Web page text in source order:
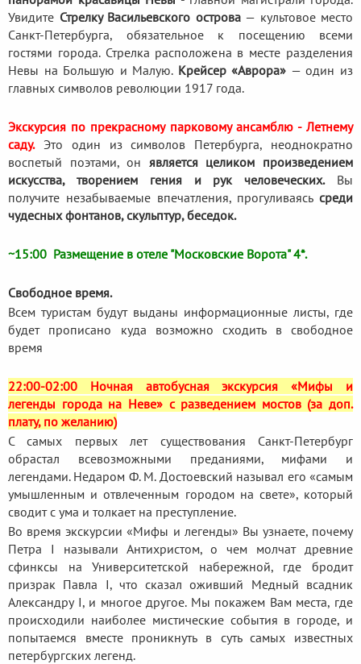
Увидите Стрелку Васильевского острова— культовое место
Санкт-Петербурга, обязательное к посещению всеми
гостями города. Стрелка расположена в месте разделения
Невы на Большую и Малую. Крейсер «Аврора» — один из
главных символов революции 1917 года.
Экскурсия по прекрасному парковому ансамблю - Летнему
саду.Это один из символов Петербурга, неоднократно
воспетый поэтами, он является целиком произведением
искусства, творением гения и рук человеческих.Вы
получите незабываемые впечатления, прогуливаясь среди
чудесных фонтанов, скульптур, беседок.
~15:00 Размещение в отеле "Московские Ворота" 4*.
Свободное время.
Всем туристам будут выданы информационные листы, где
будет прописано куда возможно сходить в свободное
время
22:00-02:00 Ночная автобусная экскурсия «Мифы и
легенды города на Неве» с разведением мостов (за доп.
плату, по желанию)
С самых первых лет существования Санкт-Петербург
обрастал всевозможными преданиями, мифами и
легендами. Недаром Ф. М. Достоевский называл его «самым
умышленным и отвлеченным городом на свете», который
сводит с ума и толкает на преступление.
Во время экскурсии «Мифы и легенды» Вы узнаете, почему
Петра I называли Антихристом, о чем молчат древние
сфинксы на Университетской набережной, где бродит
призрак Павла I, что сказал оживший Медный всадник
Александру I, и многое другое. Мы покажем Вам места, где
происходили наиболее мистические события в городе, и
попытаемся вместе проникнуть в суть самых известных
петербургских легенд.